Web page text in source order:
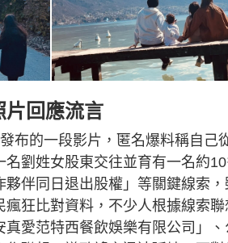
片回應流言
布的一段影片，匿名爆料稱自
名劉姓女股東交往並育有一名約
伴同日退出股權」等關鍵線索
瘋狂比對資料，不少人根據線索
愛范特西餐飲娛樂有限公司」